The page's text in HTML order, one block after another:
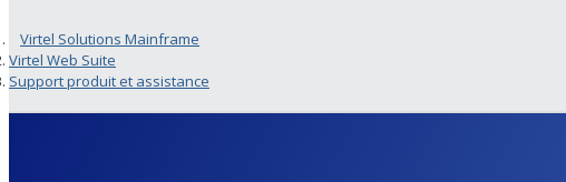
Virtel Solutions Mainframe
Virtel Web Suite
Support produit et assistance